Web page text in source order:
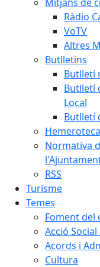
Ràdio
VoTV
Altres
Butlletins
Butlletí
Butlletí
Local
Butlletí
Hemeroteca
Normativa
RSS
Turisme
Temes
Foment del
Acció
Acords i
Cultura